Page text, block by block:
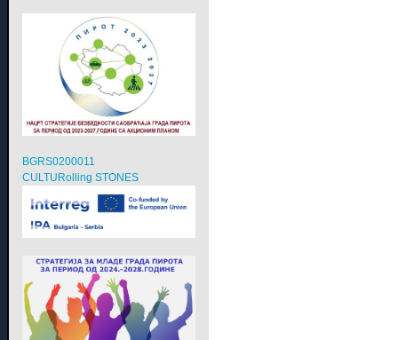
BGRS0200011
CULTURolling STONES